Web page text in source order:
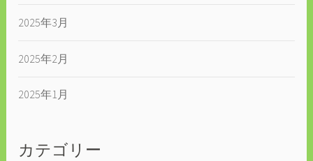
2025年3月
2025年2月
2025年1月
カテゴリー